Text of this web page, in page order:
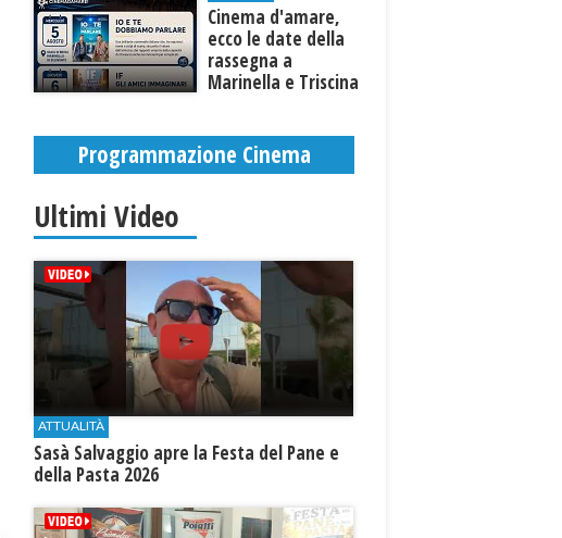
Cinema d'amare,
ecco le date della
rassegna a
Marinella e Triscina
Programmazione Cinema
Ultimi Video
ATTUALITÀ
Sasà Salvaggio apre la Festa del Pane e
della Pasta 2026